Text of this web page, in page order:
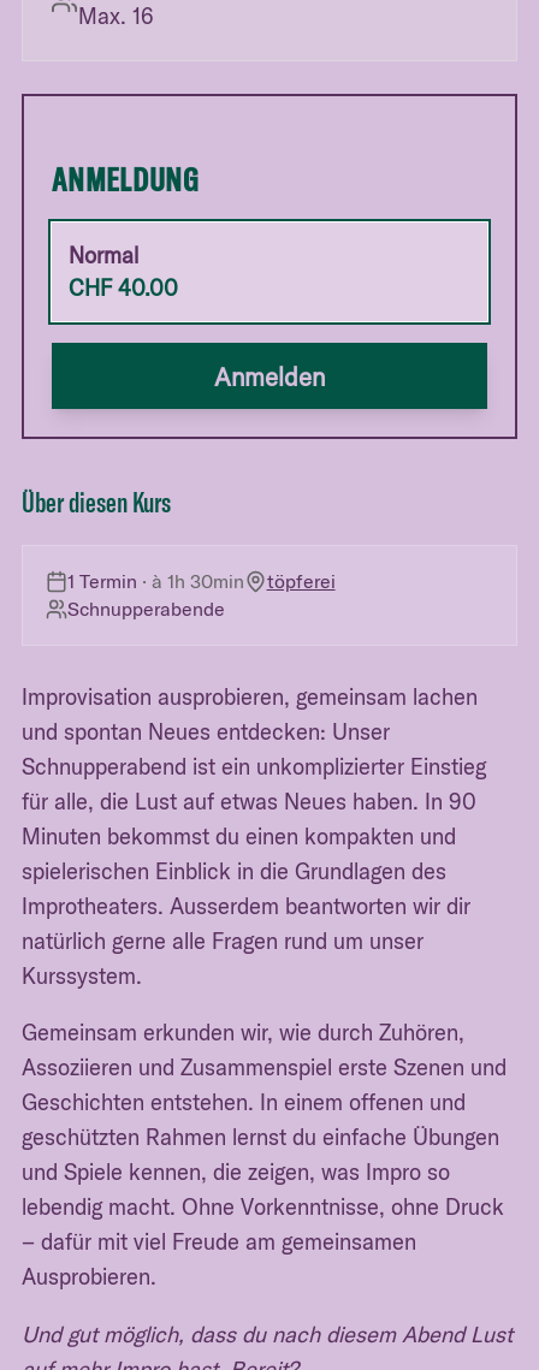
Max. 16
ANMELDUNG
Normal
CHF40.00
Anmelden
Über diesen Kurs
1 Termin · à1h 30min
töpferei
Schnupperabende
Improvisation ausprobieren, gemeinsam lachen
und spontan Neues entdecken: Unser
Schnupperabend ist ein unkomplizierter Einstieg
für alle, die Lust auf etwas Neues haben. In 90
Minuten bekommst du einen kompakten und
spielerischen Einblick in die Grundlagen des
Improtheaters. Ausserdem beantworten wir dir
natürlich gerne alle Fragen rund um unser
Kurssystem.
Gemeinsam erkunden wir, wie durch Zuhören,
Assoziieren und Zusammenspiel erste Szenen und
Geschichten entstehen. In einem offenen und
geschützten Rahmen lernst du einfache Übungen
und Spiele kennen, die zeigen, was Impro so
lebendig macht. Ohne Vorkenntnisse, ohne Druck
– dafür mit viel Freude am gemeinsamen
Ausprobieren.
Und gut möglich, dass du nach diesem Abend Lust